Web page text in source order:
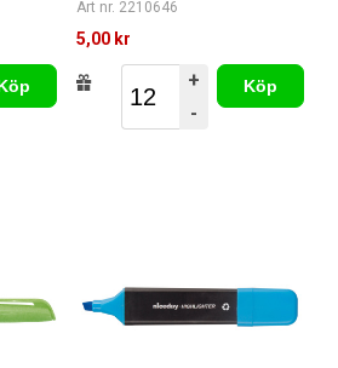
Art nr. 2210646
5,00 kr
+
-
Köp